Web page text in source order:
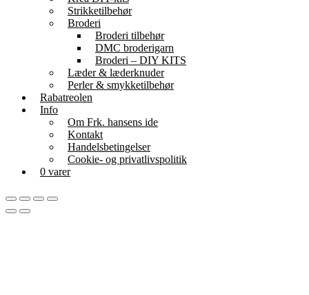
Strikketilbehør
Broderi
Broderi tilbehør
DMC broderigarn
Broderi – DIY KITS
Læder & læderknuder
Perler & smykketilbehør
Rabatreolen
Info
Om Frk. hansens ide
Kontakt
Handelsbetingelser
Cookie- og privatlivspolitik
0 varer